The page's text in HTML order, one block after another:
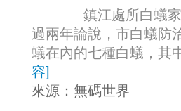
鎮江處所白蟻家族
過兩年論說，市白蟻防
蟻在內的七種白蟻，其
容]
來源： 無碼世界